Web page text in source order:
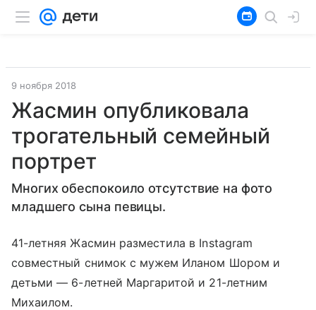
9 ноября 2018
Жасмин опубликовала
трогательный семейный
портрет
Многих обеспокоило отсутствие на фото
младшего сына певицы.
41-летняя Жасмин разместила в Instagram
совместный снимок с мужем Иланом Шором и
детьми — 6-летней Маргаритой и 21-летним
Михаилом.